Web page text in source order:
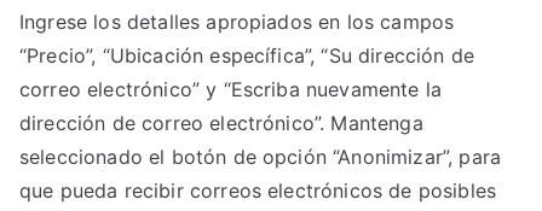
Ingrese los detalles apropiados en los campos
“Precio”, “Ubicación específica”, “Su dirección de
correo electrónico” y “Escriba nuevamente la
dirección de correo electrónico”. Mantenga
seleccionado el botón de opción “Anonimizar”, para
que pueda recibir correos electrónicos de posibles